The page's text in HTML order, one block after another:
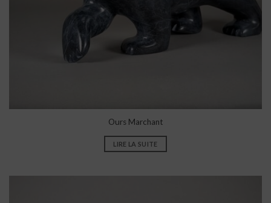
Ours Marchant
LIRE LA SUITE